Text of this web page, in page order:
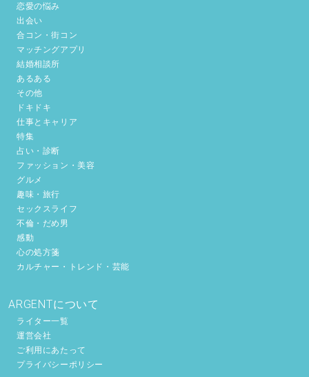
恋愛の悩み
出会い
合コン・街コン
マッチングアプリ
結婚相談所
あるある
その他
ドキドキ
仕事とキャリア
特集
占い・診断
ファッション・美容
グルメ
趣味・旅行
セックスライフ
不倫・だめ男
感動
心の処方箋
カルチャー・トレンド・芸能
ARGENTについて
ライター一覧
運営会社
ご利用にあたって
プライバシーポリシー